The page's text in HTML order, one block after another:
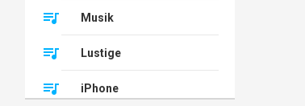
Musik
Lustige
iPhone